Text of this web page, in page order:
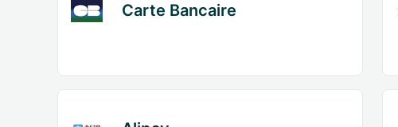
Carte Bancaire